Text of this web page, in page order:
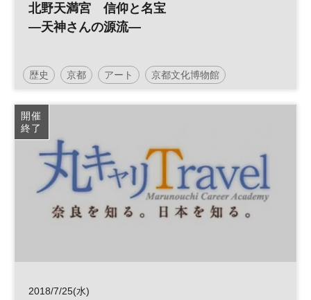
北野天満宮 信仰と名宝
―天神さんの源流―
歴史 京都 アート 京都文化博物館
開催
終了
2018/7/25(水)